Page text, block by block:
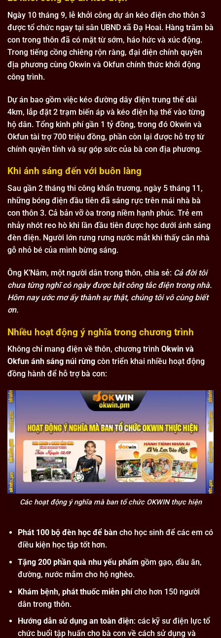
Ngày 10 tháng 9, lễ khởi công dự án kéo điện cho thôn 3
được tổ chức ngay tại sân UBND xã Đạ Hoai. Hàng trăm bà
con trong thôn đã có mặt từ sớm, háo hức và xúc động.
Trong tiếng cồng chiêng rộn ràng, đại diện chính quyền
địa phương cùng Okwin và Okfun chính thức khởi động
công trình.
Dự án bao gồm việc kéo đường dây điện trung thế dài
4km, lắp đặt 2 trạm biến áp và kéo điện hạ thế vào từng
hộ dân. Tổng kinh phí gần 1 tỷ đồng, trong đó Okwin và
Okfun tài trợ 700 triệu đồng, phần còn lại được hỗ trợ từ
chính quyền tỉnh và sự góp sức của bà con địa phương.
Khi ánh sáng đến với buôn làng
Sau gần 2 tháng thi công khẩn trương, ngày 5 tháng 11,
những bóng điện đầu tiên đã sáng rực trên mái nhà bà
con thôn 3. Cả bản vỡ òa trong niềm hạnh phúc. Trẻ em
nhảy nhót reo hò khi lần đầu tiên được học dưới ánh sáng
đèn điện. Người lớn rưng rưng nước mắt khi thấy căn nhà
gỗ nhỏ bé của mình bừng sáng.
Ông K’Nâm, một người dân trong thôn, chia sẻ: Cả đời tôi
chưa từng nghĩ có ngày được bật công tắc điện trong nhà.
Hôm nay ước mơ ấy thành sự thật, chúng tôi vô cùng biết
ơn.
Nhiều hoạt động ý nghĩa trong chương trình
Không chỉ mang điện về thôn, chương trình Okwin và
Okfun ánh sáng núi rừng còn triển khai nhiều hoạt động
đồng hành để hỗ trợ bà con:
Các hoạt động ý nghĩa mà ban tổ chức OKWIN thực hiện
Phát 100 bộ đèn học để bàncho học sinh để các em có
điều kiện học tập tốt hơn.
Tặng 200 phần quà nhu yếu phẩm gồm gạo, dầu ăn,
đường, nước mắm cho hộ nghèo.
Khám bệnh, phát thuốc miễn phícho hơn 150 người
dân trong thôn.
Hướng dẫn sử dụng an toàn điện: các kỹ sư điện lực tổ
chức buổi tập huấn cho bà con về cách sử dụng và